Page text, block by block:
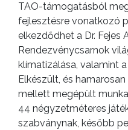
TAO-támogatásból
fejlesztésre vonatkozó
elkezdődhet a Dr. Fejes
Rendezvénycsarnok
klímatizálása, valamint
Elkészült, és
mellett megépült
44 négyzetméteres
szabványnak, később